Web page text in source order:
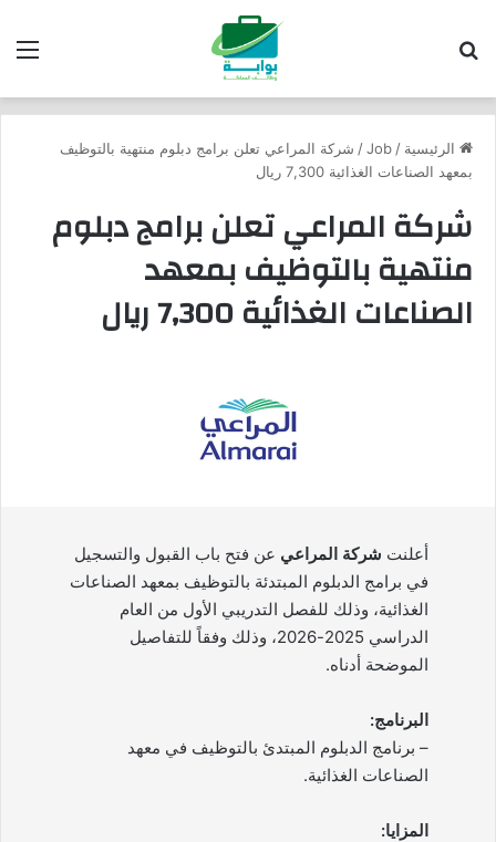
الرئيسية /
Job
/ شركة المراعي تعلن برامج دبلوم منتهية بالتوظيف
بمعهد الصناعات الغذائية 7,300 ريال
شركة المراعي تعلن برامج دبلوم
منتهية بالتوظيف بمعهد
الصناعات الغذائية 7,300 ريال
أعلنت شركة المراعي عن فتح باب القبول والتسجيل
في برامج الدبلوم المبتدئة بالتوظيف بمعهد الصناعات
الغذائية، وذلك للفصل التدريبي الأول من العام
الدراسي 2025-2026، وذلك وفقاً للتفاصيل
الموضحة أدناه.
البرنامج:
– برنامج الدبلوم المبتدئ بالتوظيف في معهد
الصناعات الغذائية.
المزايا: